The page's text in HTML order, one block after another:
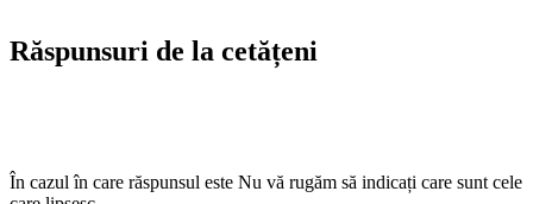
Răspunsuri de la cetățeni
În cazul în care răspunsul este Nu vă rugăm să indicați care sunt cele